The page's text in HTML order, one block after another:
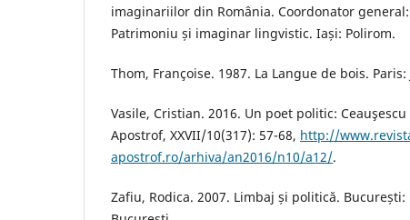
imaginariilor din România. Coordonator
Patrimoniu și imaginar lingvistic. Iași: Polirom.
Thom, Françoise. 1987. La Langue de bois.
Vasile, Cristian. 2016. Un poet politic:
Apostrof, XXVII/10(317): 57-68, http://
apostrof.ro/arhiva/an2016/n10/a12/.
Zafiu, Rodica. 2007. Limbaj și politică.